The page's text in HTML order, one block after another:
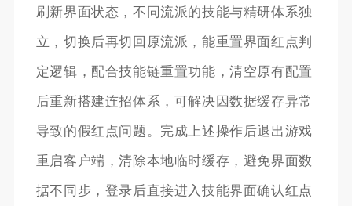
刷新界面状态，不同流派的技能与精研体系独
立，切换后再切回原流派，能重置界面红点判
定逻辑，配合技能链重置功能，清空原有配置
后重新搭建连招体系，可解决因数据缓存异常
导致的假红点问题。完成上述操作后退出游戏
重启客户端，清除本地临时缓存，避免界面数
据不同步，登录后直接进入技能界面确认红点